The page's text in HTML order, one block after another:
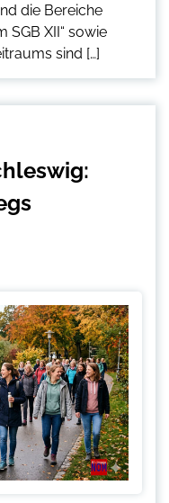
die Bereiche
SGB XII“ sowie
sind […]